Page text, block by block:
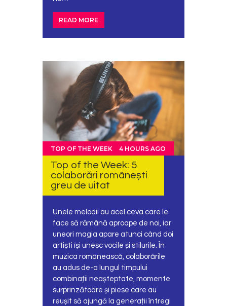
READ MORE
TOP OF THE WEEK 4 HOURS AGO
Top of the Week: 5
colaborări românești
greu de uitat
Unele melodii au acel ceva care le
face să rămână aproape de noi, iar
uneori magia apare atunci când doi
artiști își unesc vocile și stilurile. În
muzica românească, colaborările
au adus de-a lungul timpului
combinații neașteptate, momente
surprinzătoare și piese care au
reușit să ajungă la generații întregi